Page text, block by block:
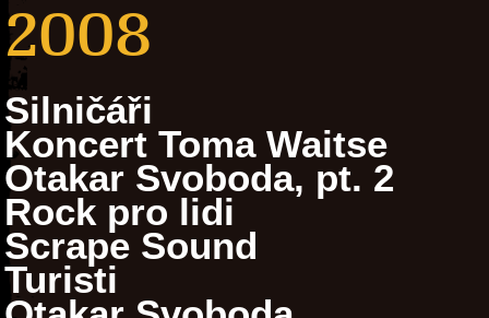
2008
Silničáři
Koncert Toma Waitse
Otakar Svoboda, pt. 2
Rock pro lidi
Scrape Sound
Turisti